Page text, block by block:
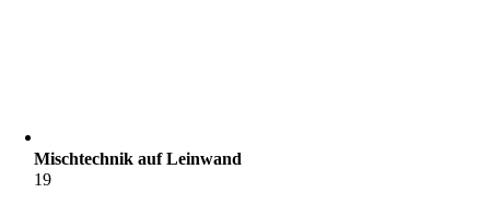
Mischtechnik auf Leinwand
19